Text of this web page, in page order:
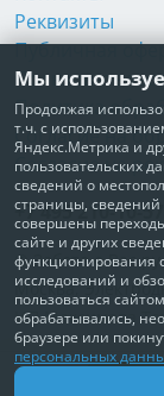
Реквизиты
Публичная
Политика
Согласие на
Согласие на
+7 495 210-10-57
© Забота о Вас.ру
Москва,
ИП Максимова
Мы
Продолжая
т.ч. с
Яндекс.Метрика и
пользовательских
сведений о
страницы, сведений
совершены
сайте и других
функционирования
исследований и
пользоваться
обрабатывались,
браузере или
персональных